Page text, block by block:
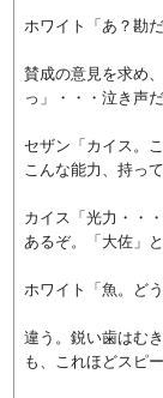
ホワイト「あ？勘
賛成の意見を求め
っ」・・・泣き声
セザン「カイス。
こんな能力、持っ
カイス「光力・・
あるぞ。「大佐」
ホワイト「魚。ど
違う。鋭い歯はむ
も、これほどスピ